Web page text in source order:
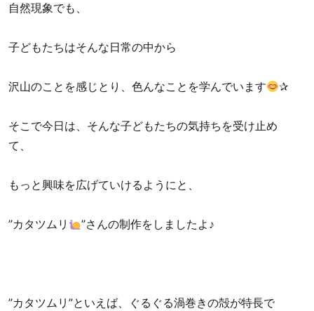
自然現象でも、
子どもたちはそんな日常の中から
沢山のことを感じとり、色んなことを学んでいます ✰
そこで今日は、そんな子どもたちの気持ちを受け止め
て、
もっと興味を広げていけるようにと、
”カタツムリ ”さんの制作をしましたよ♪
”カタツムリ”といえば、ぐるぐる渦巻きの殻が特長で